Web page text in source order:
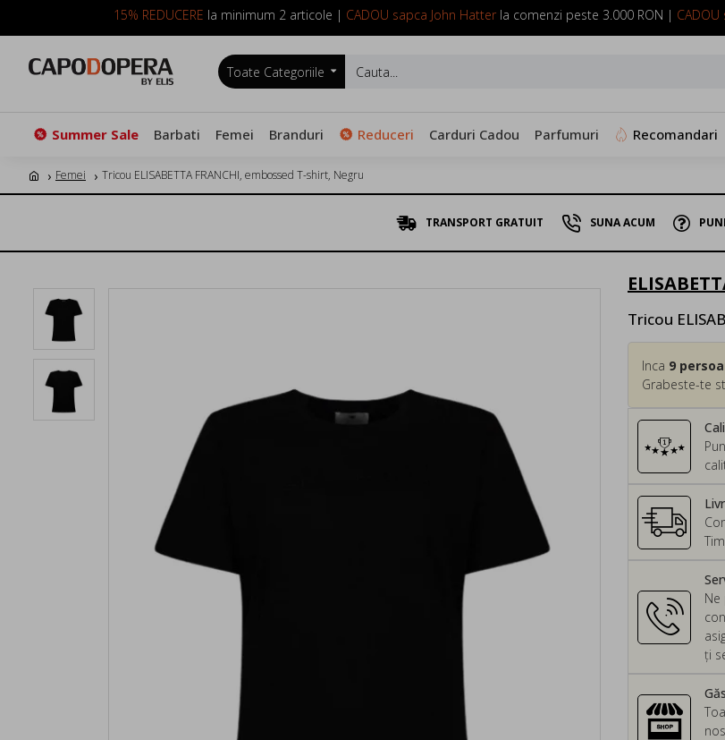
15% REDUCERE la minimum 2 articole | CADOU sapca John Hatterla comenzi peste 3.000 RON |
SUNA ACUM: 0799 098 088
Toate Categoriile
Summer Sale Barbati Femei Branduri Reduceri Carduri Cadou Parfumuri Recomandari
Femei Tricou ELISABETTA FRANCHI, embossed T-shirt, Negru
TRANSPORT GRATUIT SUNA ACUM
Tricou
Inca 9
Grabeste-te
Ne
ți